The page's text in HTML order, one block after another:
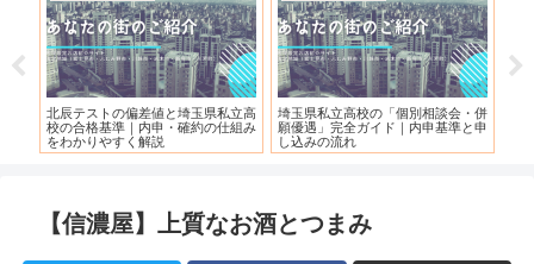
埼玉県私立高校の「個別相談会・併
願優遇」完全ガイド｜内申基準と申
し込みの流れ
【スシロー三芳店】リニューアルさ
れている！！！
【信濃屋】上質なお酒とつまみ